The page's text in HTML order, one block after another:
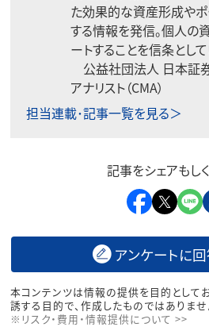
た効果的な資産形成やポ
する情報を発信。個人の
ートすることを信条として
公益社団法人 日本証
アナリスト（CMA）
担当連載･記事一覧を見る＞
記事をシェアもし
アンケートに
本コンテンツは情報の提供を目的として
誘する目的で、作成したものではありませ
※リスク・費用・情報提供について >>